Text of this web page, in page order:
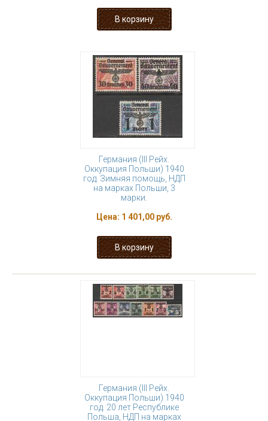
Германия (III Рейх.
Оккупация Польши) 1940
год. Зимняя помощь, НДП
на марках Польши, 3
марки.
Цена: 1 401,00 руб.
Германия (III Рейх.
Оккупация Польши) 1940
год. 20 лет Республике
Польша, НДП на марках